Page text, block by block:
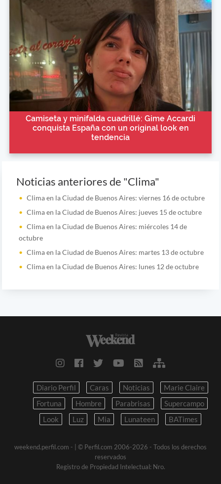
Camiseta y minifalda cuadrillé: Gime Accardi
conquista España con un original look en
tendencia
Noticias anteriores de "Clima"
Clima en la Ciudad de Buenos Aires: viernes 16 de octubre
Clima en la Ciudad de Buenos Aires: jueves 15 de octubre
Clima en la Ciudad de Buenos Aires: miércoles 14 de
octubre
Clima en la Ciudad de Buenos Aires: martes 13 de octubre
Clima en la Ciudad de Buenos Aires: lunes 12 de octubre
Diario Perfil Caras Noticias
Marie Claire
Fortuna
Hombre Parabrisas
Supercampo
Look
Luz Mia Lunateen BATimes
weekend.perfil.com -
| © Perfil.com 2006-2026 - Todos los derechos
reservados
Registro de Propiedad Intelectual: Nro.